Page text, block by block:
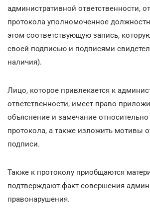
административной ответственности,
протокола уполномоченное
этом соответствующую запись,
своей подписью и подписями
наличия).
Лицо, которое привлекается к
ответственности, имеет право
объяснение и замечание
протокола, а также изложить мотивы
подписи.
Также к протоколу приобщаются
подтверждают факт совершения
правонарушения.